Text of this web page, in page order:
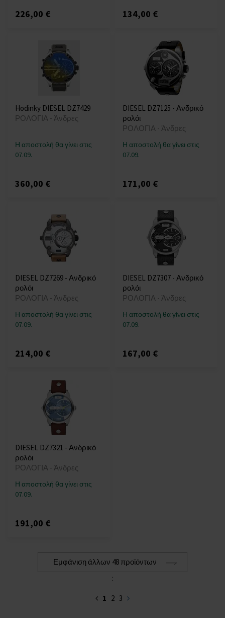
226,00 € 134,00 €
Hodinky DIESEL DZ7429
ΡΟΛΟΓΙΑ - Άνδρες
Η αποστολή θα γίνει στις
07.09.
360,00 €
DIESEL DZ7125 - Ανδρικό
ρολόι
ΡΟΛΟΓΙΑ - Άνδρες
Η αποστολή θα γίνει στις
07.09.
171,00 €
DIESEL DZ7269 - Ανδρικό
ρολόι
ΡΟΛΟΓΙΑ - Άνδρες
Η αποστολή θα γίνει στις
07.09.
214,00 €
DIESEL DZ7307 - Ανδρικό
ρολόι
ΡΟΛΟΓΙΑ - Άνδρες
Η αποστολή θα γίνει στις
07.09.
167,00 €
DIESEL DZ7321 - Ανδρικό
ρολόι
ΡΟΛΟΓΙΑ - Άνδρες
Η αποστολή θα γίνει στις
07.09.
191,00 €
Εμφάνιση άλλων 48 προϊόντων
:
1 2 3